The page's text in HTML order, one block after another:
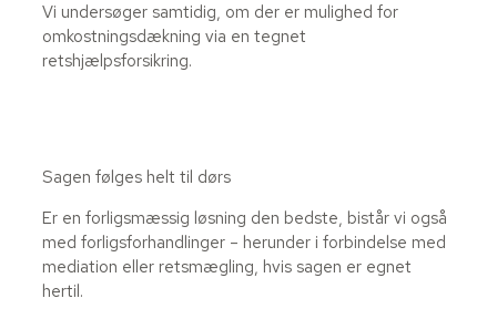
Vi undersøger samtidig, om der er mulighed for
omkostningsdækning via en tegnet
retshjælpsforsikring.
Sagen følges helt til dørs
Er en forligsmæssig løsning den bedste, bistår vi også
med forligsforhandlinger – herunder i forbindelse med
mediation eller retsmægling, hvis sagen er egnet
hertil.